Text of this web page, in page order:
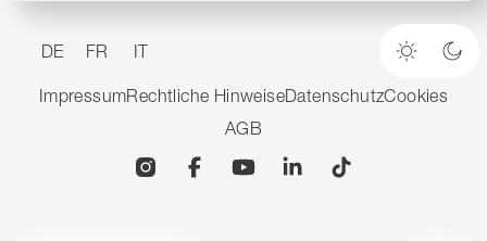
DE FR IT
Heller
ImpressumRechtliche HinweiseDatenschutzCookies
AGB
InstagramFacebookYouTubeLinkedin